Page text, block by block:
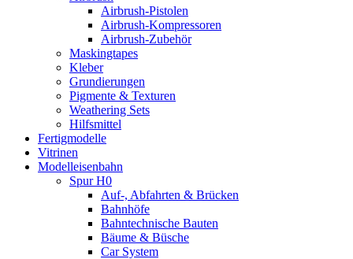
Airbrush-Pistolen
Airbrush-Kompressoren
Airbrush-Zubehör
Maskingtapes
Kleber
Grundierungen
Pigmente & Texturen
Weathering Sets
Hilfsmittel
Fertigmodelle
Vitrinen
Modelleisenbahn
Spur H0
Auf-, Abfahrten & Brücken
Bahnhöfe
Bahntechnische Bauten
Bäume & Büsche
Car System